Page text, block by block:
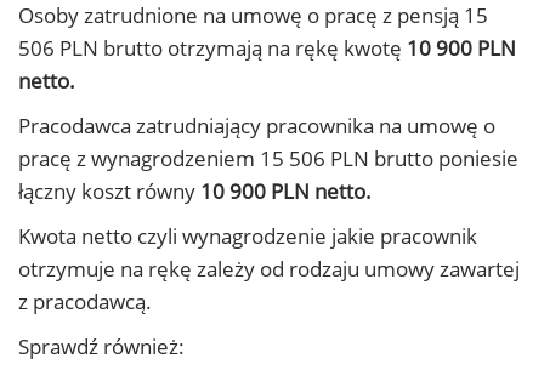
Osoby zatrudnione na umowę o pracę z pensją 15
506 PLN brutto otrzymają na rękę kwotę 10 900 PLN
netto.
Pracodawca zatrudniający pracownika na umowę o
pracę z wynagrodzeniem 15 506 PLN brutto poniesie
łączny koszt równy 10 900 PLN netto.
Kwota netto czyli wynagrodzenie jakie pracownik
otrzymuje na rękę zależy od rodzaju umowy zawartej
z pracodawcą.
Sprawdź również: